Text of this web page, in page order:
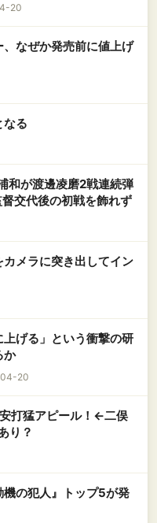
20
なぜか発売前に値上げ
なる
和が渡邊凌磨2戦連続弾
交代後の初戦を飾れず
メラに突き出してイン
上げる」という衝撃の研
か
04-20
打猛アピール！←二俣
り？
の犯人』トップ5が発